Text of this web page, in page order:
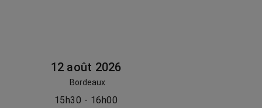
12 août 2026
Bordeaux
15h30 - 16h00